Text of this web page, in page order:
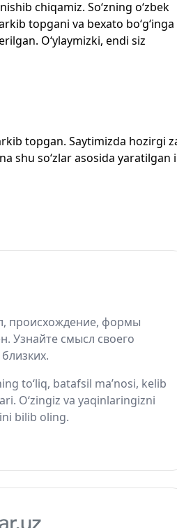
chiqamiz. So‘zning o‘zbek
topgani va bexato bo‘g‘inga
O‘ylaymizki, endi siz
topgan. Saytimizda hozirgi
so‘zlar asosida yaratilgan
происхождение, формы
Узнайте смысл своего
to‘liq, batafsil ma’nosi, kelib
O‘zingiz va yaqinlaringizni
bilib oling.